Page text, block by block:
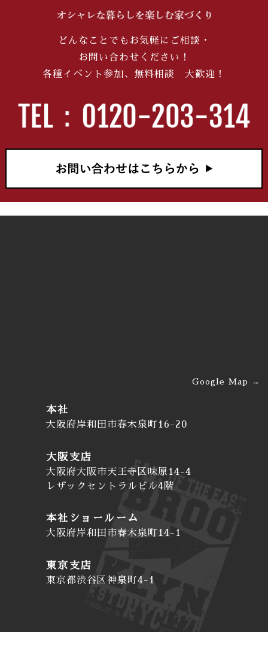
会を開催します！
2026/06/20
【夢のマイホーム】今
だけの3大特典！ショ
ンペーンがスタートし
ます！
2026/06/10
注文住宅の入居まで何
ゃれな内観デザイン５
どんなことでもお気軽にご相談・
お問い合わせください！
各種イベント参加、無料相談 大歓迎！
Google Map
本社
大阪府岸和田市春木泉町16-20
大阪支店
大阪府大阪市天王寺区味原14-4
レザックセントラルビル4階
本社ショールーム
大阪府岸和田市春木泉町14-1
東京支店
東京都渋谷区神泉町4-1